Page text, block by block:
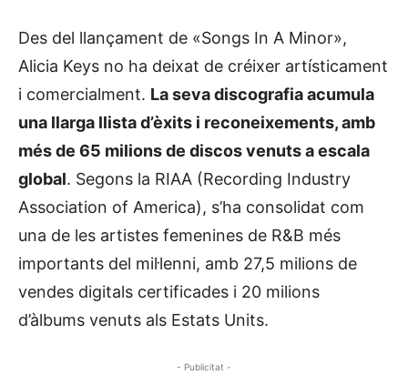
Des del llançament de «Songs In A Minor»,
Alicia Keys no ha deixat de créixer artísticament
i comercialment. La seva discografia acumula
una llarga llista d’èxits i reconeixements, amb
més de 65 milions de discos venuts a escala
global. Segons la RIAA (Recording Industry
Association of America), s’ha consolidat com
una de les artistes femenines de R&B més
importants del mil·lenni, amb 27,5 milions de
vendes digitals certificades i 20 milions
d’àlbums venuts als Estats Units.
- Publicitat -